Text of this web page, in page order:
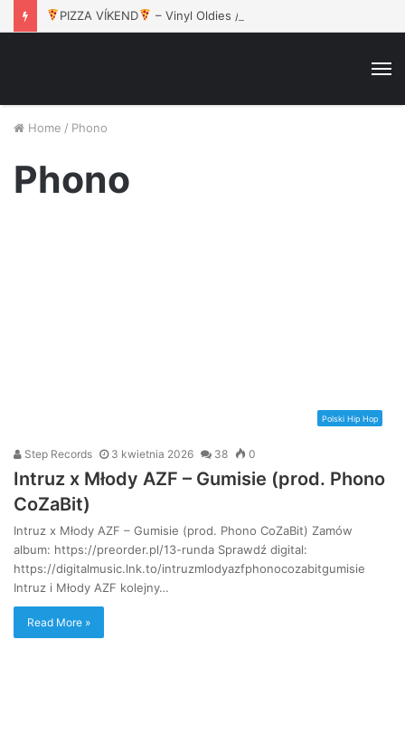
PIZZA VÍKEND – Vinyl Oldies / 15.8. / Rokáč Jablunkov
Home / Phono
Phono
Polski Hip Hop
Step Records 3 kwietnia 2026 38 0
Intruz x Młody AZF – Gumisie (prod. Phono
CoZaBit)
Intruz x Młody AZF – Gumisie (prod. Phono CoZaBit) Zamów
album: https://preorder.pl/13-runda Sprawdź digital:
https://digitalmusic.lnk.to/intruzmlodyazfphonocozabitgumisie
Intruz i Młody AZF kolejny…
Read More »